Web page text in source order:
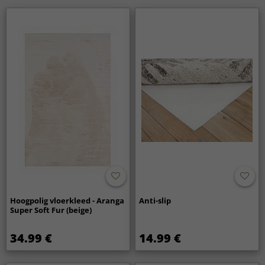
Hoogpolig vloerkleed - Aranga
Super Soft Fur (beige)
34.99 €
Anti-slip
14.99 €